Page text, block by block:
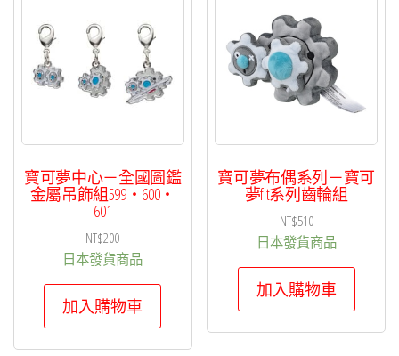
目
排
序
寶可夢中心－全國圖鑑
金屬吊飾組599・600・
601
NT$200
日本發貨商品
加入購物車
寶可夢布偶系列－寶可
夢fit系列齒輪組
NT$510
日本發貨商品
加入購物車